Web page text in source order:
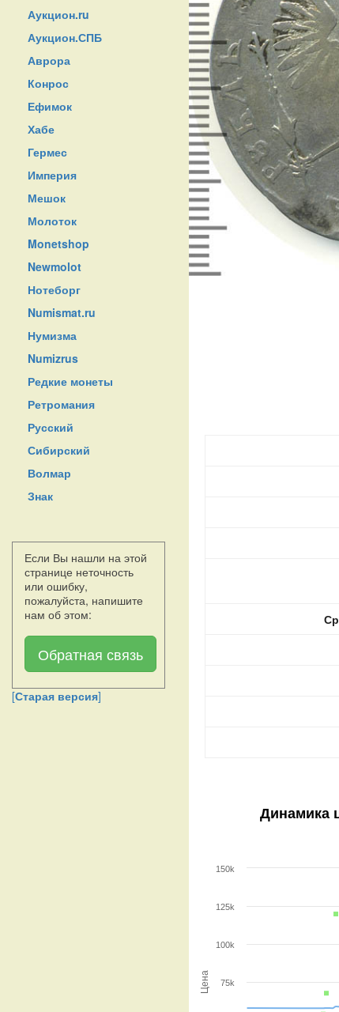
Аукцион.ru
Аукцион.СПБ
Аврора
Конрос
Ефимок
Хабе
Гермес
Империя
Мешок
Молоток
Monetshop
Newmolot
Нотеборг
Numismat.ru
Нумизма
Numizrus
Редкие монеты
Ретромания
Русский
Сибирский
Волмар
Знак
Если Вы нашли на этой
странице неточность
или ошибку,
пожалуйста, напишите
нам об этом:
Обратная связь
[Старая версия]
Динамика
Цена 75k
100k
125k
150k